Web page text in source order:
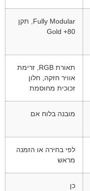
Fully Modular, תקן
80+ Gold
תאורת RGB, זרימת
אוויר חזקה, חלון
זכוכית מחוסמת
מובנה בלוח אם
לפי בחירה או הזמנה
מראש
כן